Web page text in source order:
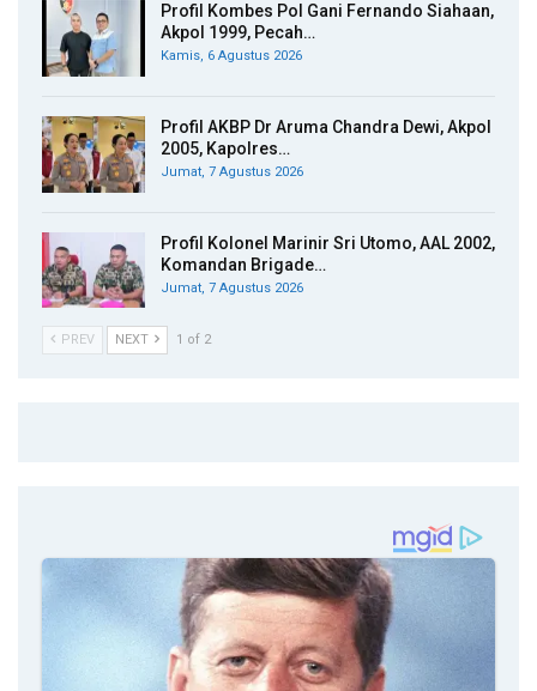
Profil Kombes Pol Gani Fernando Siahaan,
Akpol 1999, Pecah…
Kamis, 6 Agustus 2026
Profil AKBP Dr Aruma Chandra Dewi, Akpol
2005, Kapolres…
Jumat, 7 Agustus 2026
Profil Kolonel Marinir Sri Utomo, AAL 2002,
Komandan Brigade…
Jumat, 7 Agustus 2026
PREV NEXT 1 of 2